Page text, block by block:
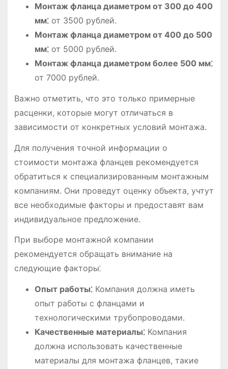
Монтаж фланца диаметром от 300 до 400
мм⁚от 3500 рублей.
Монтаж фланца диаметром от 400 до 500
мм⁚от 5000 рублей.
Монтаж фланца диаметром более 500 мм⁚
от 7000 рублей.
Важно отметить, что это только примерные
расценки, которые могут отличаться в
зависимости от конкретных условий монтажа.
Для получения точной информации о
стоимости монтажа фланцев рекомендуется
обратиться к специализированным монтажным
компаниям. Они проведут оценку объекта, учтут
все необходимые факторы и предоставят вам
индивидуальное предложение.
При выборе монтажной компании
рекомендуется обращать внимание на
следующие факторы⁚
Опыт работы⁚Компания должна иметь
опыт работы с фланцами и
технологическими трубопроводами.
Качественные материалы⁚Компания
должна использовать качественные
материалы для монтажа фланцев, такие